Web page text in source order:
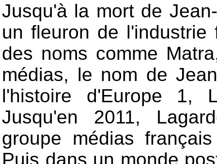
Jusqu'à la mort de
un fleuron de
des noms comme
médias, le nom de
l'histoire d'Europe 1,
Jusqu'en 2011,
groupe médias
Puis dans un monde